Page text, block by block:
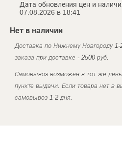
Дата обновления цен и
07.08.2026 в 18:41
Нет в наличии
Доставка по Нижнему Новгороду
заказа при доставке - 2500 руб.
Самовывоз возможен в тот же
пункте выдачи. Если товара нет в
самовывоз 1-2 дня.